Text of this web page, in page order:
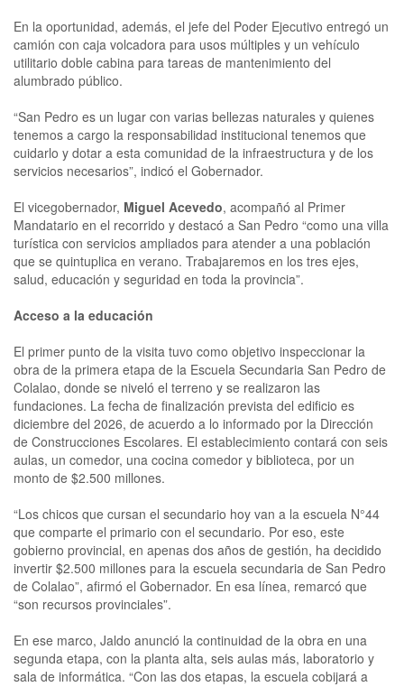
En la oportunidad, además, el jefe del Poder Ejecutivo entregó un
camión con caja volcadora para usos múltiples y un vehículo
utilitario doble cabina para tareas de mantenimiento del
alumbrado público.
“San Pedro es un lugar con varias bellezas naturales y quienes
tenemos a cargo la responsabilidad institucional tenemos que
cuidarlo y dotar a esta comunidad de la infraestructura y de los
servicios necesarios”, indicó el Gobernador.
El vicegobernador, Miguel Acevedo, acompañó al Primer
Mandatario en el recorrido y destacó a San Pedro “como una villa
turística con servicios ampliados para atender a una población
que se quintuplica en verano. Trabajaremos en los tres ejes,
salud, educación y seguridad en toda la provincia”.
Acceso a la educación
El primer punto de la visita tuvo como objetivo inspeccionar la
obra de la primera etapa de la Escuela Secundaria San Pedro de
Colalao, donde se niveló el terreno y se realizaron las
fundaciones. La fecha de finalización prevista del edificio es
diciembre del 2026, de acuerdo a lo informado por la Dirección
de Construcciones Escolares. El establecimiento contará con seis
aulas, un comedor, una cocina comedor y biblioteca, por un
monto de $2.500 millones.
“Los chicos que cursan el secundario hoy van a la escuela N°44
que comparte el primario con el secundario. Por eso, este
gobierno provincial, en apenas dos años de gestión, ha decidido
invertir $2.500 millones para la escuela secundaria de San Pedro
de Colalao”, afirmó el Gobernador. En esa línea, remarcó que
“son recursos provinciales”.
En ese marco, Jaldo anunció la continuidad de la obra en una
segunda etapa, con la planta alta, seis aulas más, laboratorio y
sala de informática. “Con las dos etapas, la escuela cobijará a